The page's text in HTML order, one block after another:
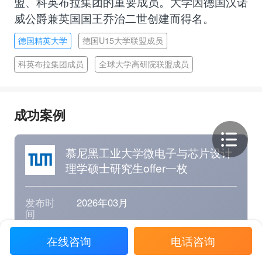
威公爵兼英国国王乔治二世创建而得名。
德国精英大学
德国U15大学联盟成员
科英布拉集团成员
全球大学高研院联盟成员
成功案例
慕尼黑工业大学微电子与芯片设计
理学硕士研究生offer一枚
发布时
间
2026年03月
学生姓
C同学
毕业学
香港中文大学（深圳）
在线咨询 电话咨询